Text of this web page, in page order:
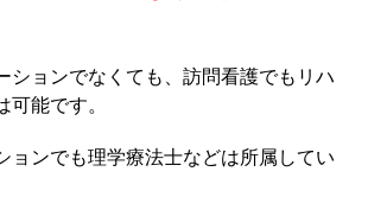
ションでなくても、訪問看護でもリハ
能です。
ョンでも理学療法士などは所属してい